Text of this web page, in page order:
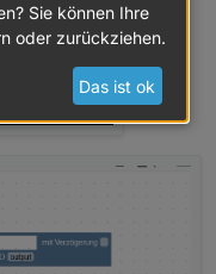
Sie können Ihre
oder zurückziehen.
Das ist ok